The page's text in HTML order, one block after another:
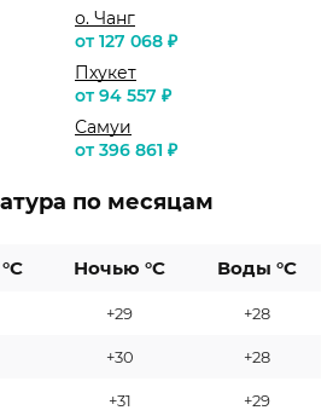
о. Чанг
от 127 068 ₽
Пхукет
от 94 557 ₽
Самуи
от 396 861 ₽
по месяцам
Ночью °C Воды °C
+29 +28
+30 +28
+31 +29